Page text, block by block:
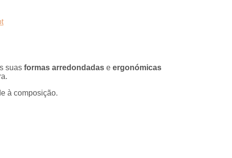
suas formas arredondadas e ergonómicas
à composição.